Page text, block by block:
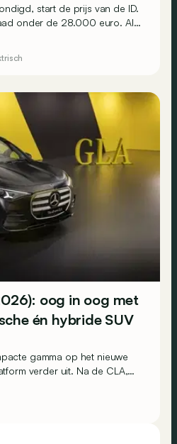
start de prijs van de ID.
onder de 28.000 euro. Al
oog in oog met
én hybride SUV
gamma op het nieuwe
verder uit. Na de CLA,